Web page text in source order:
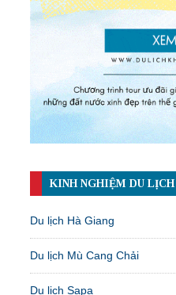
KINH NGHIỆM DU LỊCH
Du lịch Hà Giang
Du lịch Mù Cang Chải
Du lịch Sapa